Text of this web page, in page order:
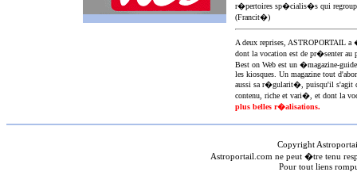
r�pertoires sp�cialis�s qui
(Francit�)
A deux reprises,
dont la vocation est de pr�senter au
Best on Web est un �magazine-
les kiosques. Un magazine tout
aussi sa r�gularit�, puisqu'il s'agit
contenu, riche et vari�, et dont la
plus belles r�alisations.
Copyright
Astroportail.com ne peut �tre tenu
Pour tout liens